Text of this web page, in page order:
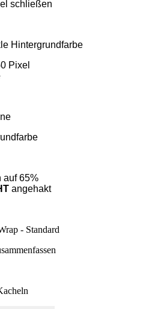
schließen
Hintergrundfarbe
Pixel
auf 65%
angehakt
- Standard